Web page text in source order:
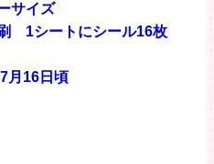
サイズ
1シートにシール16枚
月16日頃